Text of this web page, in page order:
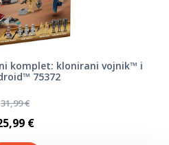
komplet: klonirani vojnik™ i
75372
31,99 €
€